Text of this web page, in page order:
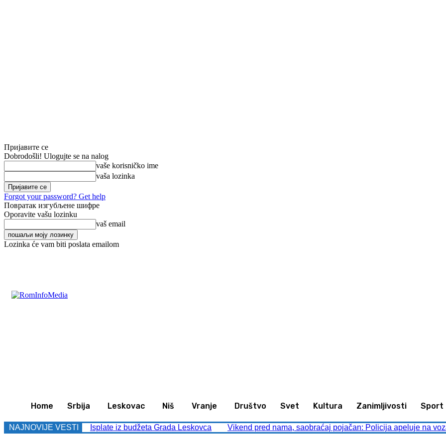
Пријавите се
Dobrodošli! Ulogujte se na nalog
vaše korisničko ime
vaša lozinka
Forgot your password? Get help
Повратак изгубљене шифре
Oporavite vašu lozinku
vaš email
Lozinka će vam biti poslata emailom
Home Srbija Leskovac Niš Vranje Društvo Svet Kultura Zanimljivosti Sport
NAJNOVIJE VESTI Isplate iz budžeta Grada Leskovca Vikend pred nama, saobraćaj pojačan: Policija apeluje na